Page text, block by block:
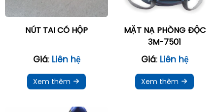
NÚT TAI CÓ HỘP
Giá: Liên hệ
Xem thêm
MẶT NẠ PHÒNG ĐỘC
3M-7501
Giá: Liên hệ
Xem thêm